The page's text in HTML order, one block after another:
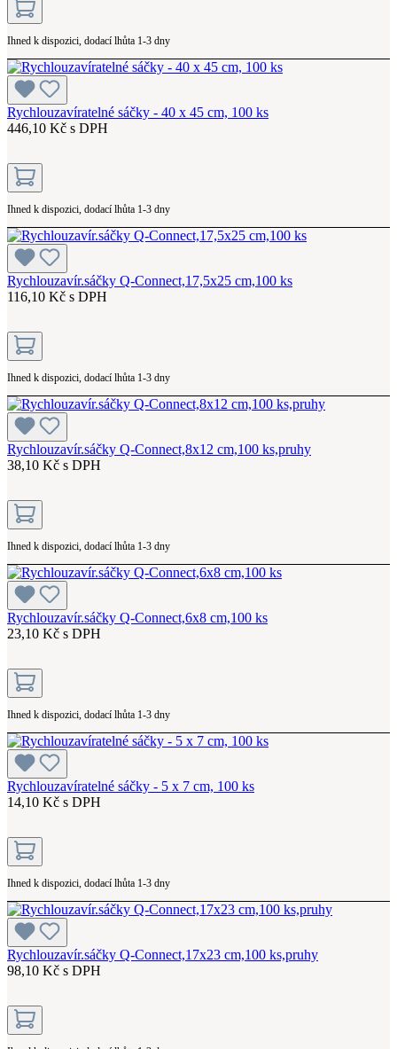
Ihned k dispozici, dodací lhůta 1-3 dny
Rychlouzavíratelné sáčky - 40 x 45 cm, 100 ks
446,10 Kč s DPH
Ihned k dispozici, dodací lhůta 1-3 dny
Rychlouzavír.sáčky Q-Connect,17,5x25 cm,100 ks
116,10 Kč s DPH
Ihned k dispozici, dodací lhůta 1-3 dny
Rychlouzavír.sáčky Q-Connect,8x12 cm,100 ks,pruhy
38,10 Kč s DPH
Ihned k dispozici, dodací lhůta 1-3 dny
Rychlouzavír.sáčky Q-Connect,6x8 cm,100 ks
23,10 Kč s DPH
Ihned k dispozici, dodací lhůta 1-3 dny
Rychlouzavíratelné sáčky - 5 x 7 cm, 100 ks
14,10 Kč s DPH
Ihned k dispozici, dodací lhůta 1-3 dny
Rychlouzavír.sáčky Q-Connect,17x23 cm,100 ks,pruhy
98,10 Kč s DPH